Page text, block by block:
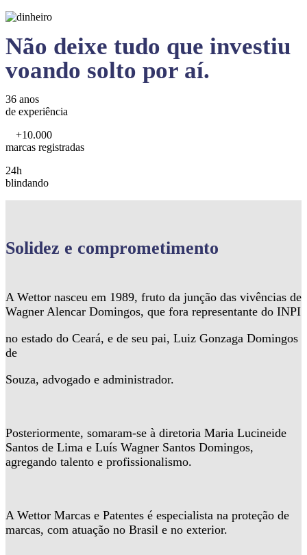
Não deixe tudo que investiu
voando solto por aí.
36 anos
de experiência
+10.000
marcas registradas
24h
blindando
Solidez e comprometimento
A Wettor nasceu em 1989, fruto da junção das vivências de
Wagner Alencar Domingos, que fora representante do INPI
no estado do Ceará, e de seu pai, Luiz Gonzaga Domingos
de
Souza, advogado e administrador.
Posteriormente, somaram-se à diretoria Maria Lucineide
Santos de Lima e Luís Wagner Santos Domingos,
agregando talento e profissionalismo.
A Wettor Marcas e Patentes é especialista na proteção de
marcas, com atuação no Brasil e no exterior.